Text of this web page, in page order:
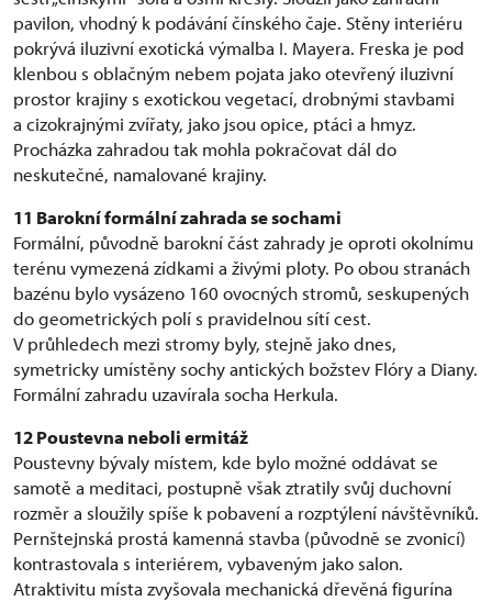
pavilon, vhodný k podávání čínského čaje. Stěny interiéru
pokrývá iluzivní exotická výmalba I. Mayera. Freska je pod
klenbou s oblačným nebem pojata jako otevřený iluzivní
prostor krajiny s exotickou vegetací, drobnými stavbami
a cizokrajnými zvířaty, jako jsou opice, ptáci a hmyz.
Procházka zahradou tak mohla pokračovat dál do
neskutečné, namalované krajiny.
11 Barokní formální zahrada se sochami
Formální, původně barokní část zahrady je oproti okolnímu
terénu vymezená zídkami a živými ploty. Po obou stranách
bazénu bylo vysázeno 160 ovocných stromů, seskupených
do geometrických polí s pravidelnou sítí cest.
V průhledech mezi stromy byly, stejně jako dnes,
symetricky umístěny sochy antických božstev Flóry a Diany.
Formální zahradu uzavírala socha Herkula.
12Poustevna neboli ermitáž
Poustevny bývaly místem, kde bylo možné oddávat se
samotě a meditaci, postupně však ztratily svůj duchovní
rozměr a sloužily spíše k pobavení a rozptýlení návštěvníků.
Pernštejnská prostá kamenná stavba (původně se zvonicí)
kontrastovala s interiérem, vybaveným jako salon.
Atraktivitu místa zvyšovala mechanická dřevěná figurína